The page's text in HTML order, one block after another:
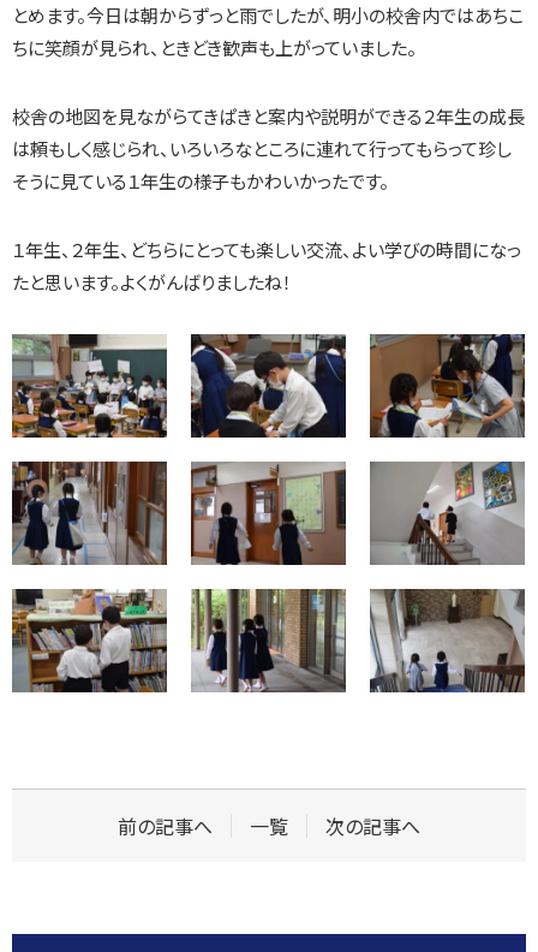
とめます。今日は朝からずっと雨でしたが、明小の校舎内ではあちこ
ちに笑顔が見られ、ときどき歓声も上がっていました。
校舎の地図を見ながらてきぱきと案内や説明ができる２年生の成長
は頼もしく感じられ、いろいろなところに連れて行ってもらって珍し
そうに見ている１年生の様子もかわいかったです。
１年生、２年生、どちらにとっても楽しい交流、よい学びの時間になっ
たと思います。よくがんばりましたね！
前の記事へ 一覧 次の記事へ